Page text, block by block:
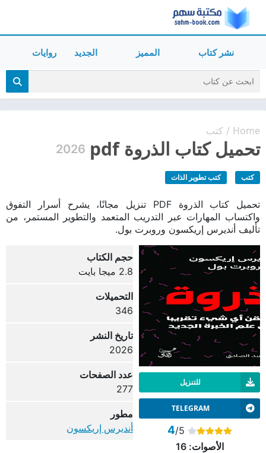
نشر كتاب المميز الجديد روايات
Home
/ كتب
تحميل كتاب الذروة pdf 2026
كتب كتب تطوير الذات
تحميل كتاب الذروة PDF تنزيل مجانًا، يشرح أسرار التفوق
واكتساب المهارات عبر التدريب المتعمد والتطوير المستمر، من
تأليف أنديرس إريكسون وروبرت بول.
للتنزيل
TELEGRAM
4/5
الأصوات:16
حجم الكتاب
2.8 ميجا بايت
التحميلات
346
تاريخ النشر
2026
عدد الصفحات
277
مطور
أنديرس إريكسون